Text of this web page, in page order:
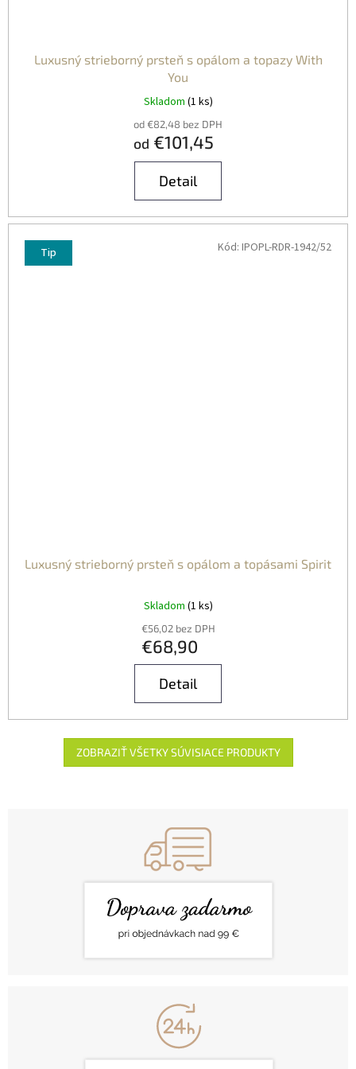
Luxusný strieborný prsteň s opálom a topazy With
You
Skladom (1 ks)
od €82,48 bez DPH
od €101,45
Detail
Tip
Luxusný strieborný prsteň s opálom a topásami Spirit
Skladom (1 ks)
€56,02 bez DPH
€68,90
Detail
Kód: IPOPL-RDR-1942/52
ZOBRAZIŤ VŠETKY SÚVISIACE PRODUKTY